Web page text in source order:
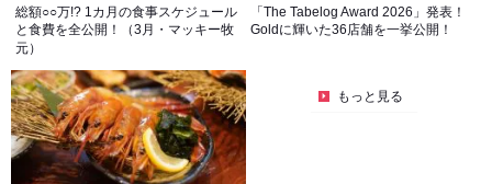
総額○○万!? 1カ月の食事スケジュール
と食費を全公開！（3月・マッキー牧
元）
「The Tabelog Award 2026」発表！
Goldに輝いた36店舗を一挙公開！
もっと見る